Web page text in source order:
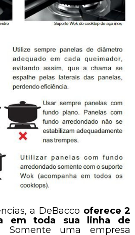
a DeBacco oferece 2
em toda sua linha de
Somente uma empresa